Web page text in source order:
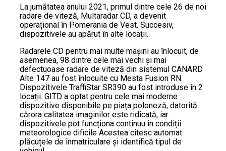
La jumătatea anului 2021, primul dintre cele 26 de noi
radare de viteză, Multaradar CD, a devenit
operațional în Pomerania de Vest. Succesiv,
dispozitivele au apărut în alte locații.
Radarele CD pentru mai multe mașini au înlocuit, de
asemenea, 98 dintre cele mai vechi și mai
defectuoase radare de viteză din sistemul CANARD
Alte 147 au fost înlocuite cu Mesta Fusion RN.
Dispozitivele TraffiStar SR390 au fost introduse în 2
locații. GITD a optat pentru cele mai moderne
dispozitive disponibile pe piața poloneză, datorită
cărora calitatea imaginilor este ridicată, iar
dispozitivele pot funcționa continuu în condiții
meteorologice dificile Acestea citesc automat
plăcuțele de înmatriculare și identifică tipul de